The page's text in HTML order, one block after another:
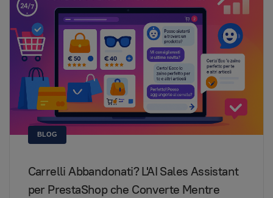
BLOG
Carrelli Abbandonati? L'AI Sales Assistant
per PrestaShop che Converte Mentre